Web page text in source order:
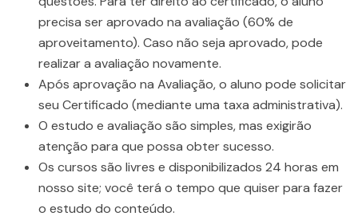
precisa ser aprovado na avaliação (60% de
aproveitamento). Caso não seja aprovado, pode
realizar a avaliação novamente.
Após aprovação na Avaliação, o aluno pode solicitar
seu Certificado (mediante uma taxa administrativa).
O estudo e avaliação são simples, mas exigirão
atenção para que possa obter sucesso.
Os cursos são livres e disponibilizados 24 horas em
nosso site; você terá o tempo que quiser para fazer
o estudo do conteúdo.